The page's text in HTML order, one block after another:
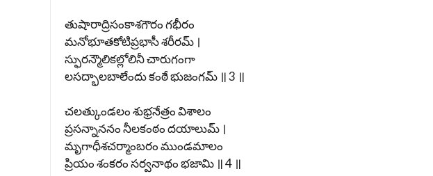
తుషారాద్రిసంకాశగౌరం గభీరం
మనోభూతకోటిప్రభాసీ శరీరమ్ ।
స్ఫురన్మౌలికల్లోలినీ చారుగంగా
లసద్భాలబాలేందు కంఠే భుజంగమ్ ॥ 3 ॥
చలత్కుండలం శుభ్రనేత్రం విశాలం
ప్రసన్నాననం నీలకంఠం దయాలుమ్ ।
మృగాధీశచర్మాంబరం ముండమాలం
ప్రియం శంకరం సర్వనాథం భజామి ॥ 4 ॥